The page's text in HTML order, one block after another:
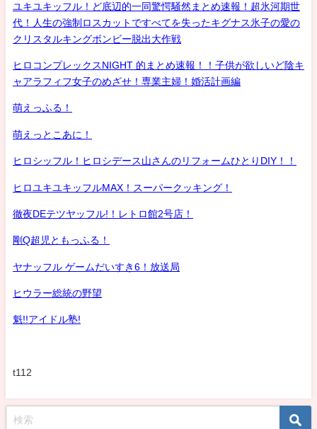
ユキユキッフル！ど底辺的一同驚愕騒然まとめ速報！超氷河期世
代！人生の強制ロスカットですべてを失ったキグナス氷子の愛の
クリスタルキングボンビー脱出大作戦
ヒロコンプレックスNIGHT 的まとめ速報！！子供が欲しいど陰キ
ャアラフィフ女子のめざせ！専業主婦！婚活計画編
萌えっふる！
萌えっとこあに！
ヒロシッフル！ヒロシデース山さんのリフォームひとりDIY！！
ヒロユキユキッフルMAX！スーパークッキング！
徹夜DEテツヤッフル!！レトロ館2号店！
剛Q超児ともっふる！
ヤナッフル ゲームだいすき6！放送局
ヒウラー総統の野望
魁!!アイドル塾!
t112